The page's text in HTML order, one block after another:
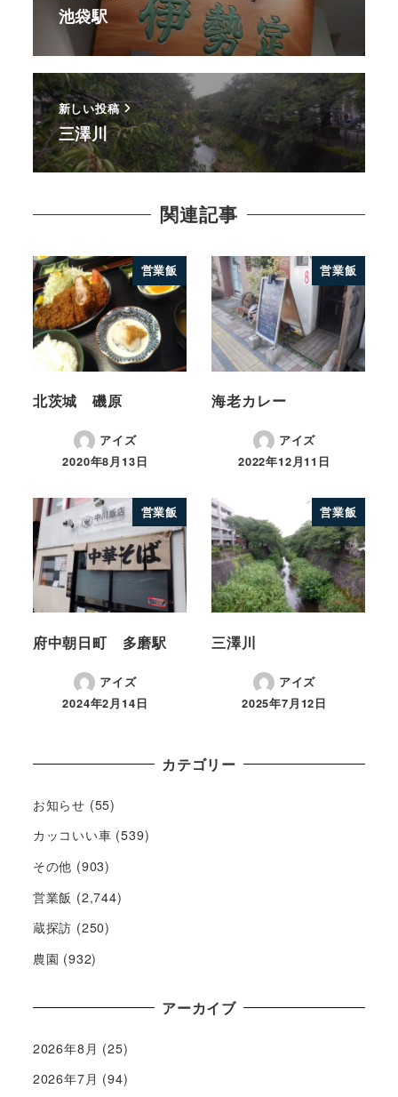
池袋駅
新しい投稿
三澤川
関連記事
営業飯
北茨城 磯原
アイズ
2020年8月13日
営業飯
海老カレー
アイズ
2022年12月11日
営業飯
府中朝日町 多磨駅
アイズ
2024年2月14日
営業飯
三澤川
アイズ
2025年7月12日
カテゴリー
お知らせ (55)
カッコいい車 (539)
その他 (903)
営業飯 (2,744)
蔵探訪 (250)
農園 (932)
アーカイブ
2026年8月 (25)
2026年7月 (94)